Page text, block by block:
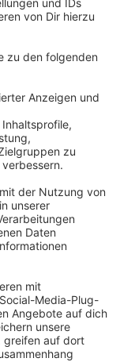
Menschen mit
andere
in
Patienten
der belegten